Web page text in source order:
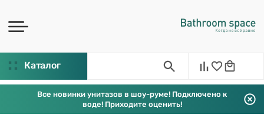
Каталог
Все новинки унитазов в шоу-руме! Подключено к
воде! Приходите оценить!